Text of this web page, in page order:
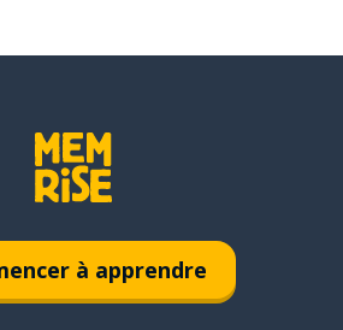
à apprendre